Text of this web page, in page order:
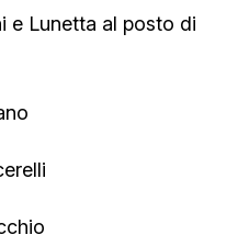
e Lunetta al posto di